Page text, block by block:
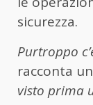
sicurezza.
Purtroppo
racconta
visto prima